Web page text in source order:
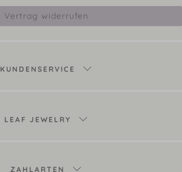
Vertrag widerrufen
KUNDENSERVICE
LEAF JEWELRY
ZAHLARTEN